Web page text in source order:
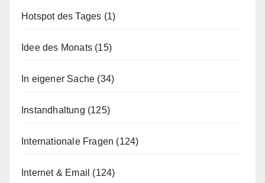
Hotspot des Tages (1)
Idee des Monats (15)
In eigener Sache (34)
Instandhaltung (125)
Internationale Fragen (124)
Internet & Email (124)